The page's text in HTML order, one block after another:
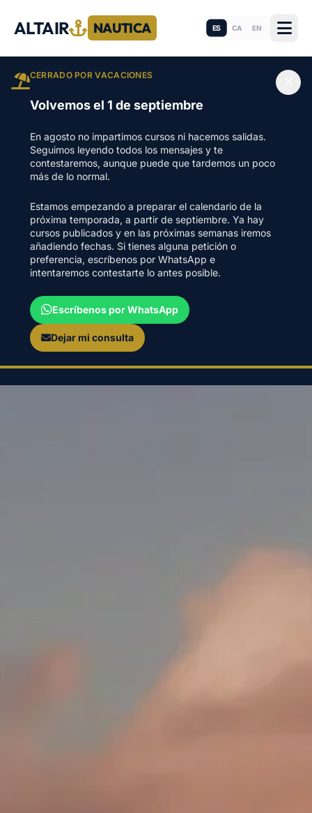
ALTAIR NAUTICA ES CA EN
CERRADO POR VACACIONES
Volvemos el 1 de septiembre
En agosto no impartimos cursos ni hacemos salidas.
Seguimos leyendo todos los mensajes y te
contestaremos, aunque puede que tardemos un poco
más de lo normal.
Estamos empezando a preparar el calendario de la
próxima temporada, a partir de septiembre. Ya hay
cursos publicados y en las próximas semanas iremos
añadiendo fechas. Si tienes alguna petición o
preferencia, escríbenos por WhatsApp e
intentaremos contestarte lo antes posible.
Escríbenos por WhatsApp
Dejar mi consulta